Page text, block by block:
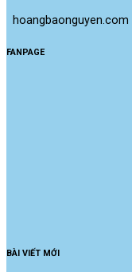
hoangbaonguyen.com
FANPAGE
BÀI VIẾT MỚI